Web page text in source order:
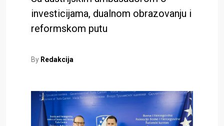
investicijama, dualnom obrazovanju i
reformskom putu
By Redakcija